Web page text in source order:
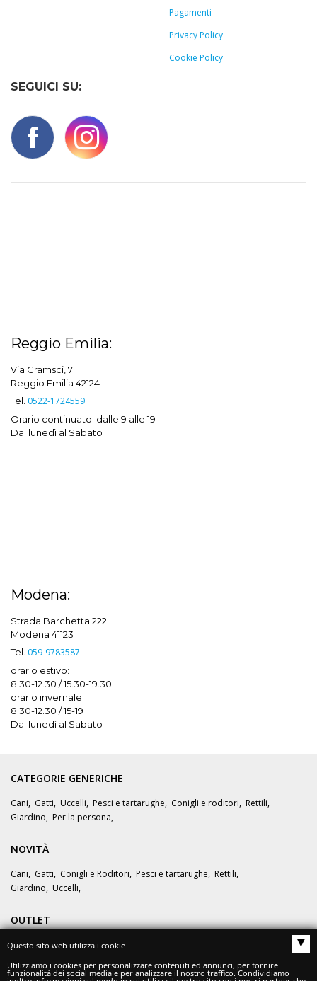
Pagamenti
Privacy Policy
Cookie Policy
SEGUICI SU:
Reggio Emilia:
Via Gramsci, 7
Reggio Emilia 42124
Tel. 0522-1724559
Orario continuato: dalle 9 alle 19
Dal lunedì al Sabato
Modena:
Strada Barchetta 222
Modena 41123
Tel. 059-9783587
orario estivo:
8.30-12.30 / 15.30-19.30
orario invernale
8.30-12.30 / 15-19
Dal lunedì al Sabato
CATEGORIE GENERICHE
Cani, Gatti, Uccelli, Pesci e tartarughe, Conigli e roditori, Rettili,
Giardino, Per la persona,
NOVITÀ
Cani, Gatti, Conigli e Roditori, Pesci e tartarughe, Rettili,
Giardino, Uccelli,
OUTLET
OFFERTE
Questo sito web utilizza i cookie ▴
Utilizziamo i cookies per personalizzare contenuti ed annunci, per fornire
funzionalità dei social media e per analizzare il nostro traffico. Condividiamo